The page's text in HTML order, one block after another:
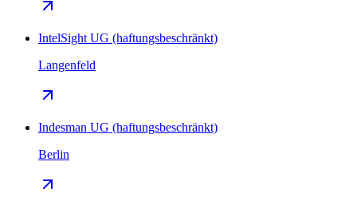
IntelSight UG (haftungsbeschränkt)
Langenfeld
Indesman UG (haftungsbeschränkt)
Berlin